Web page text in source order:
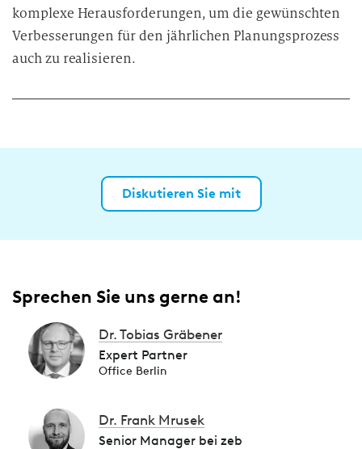
komplexe Herausforderungen, um die gewünschten
Verbesserungen für den jährlichen Planungsprozess
auch zu realisieren.
Diskutieren Sie mit
Sprechen Sie uns gerne an!
Dr. Tobias Gräbener
Expert Partner
Office Berlin
Dr. Frank Mrusek
Senior Manager bei zeb